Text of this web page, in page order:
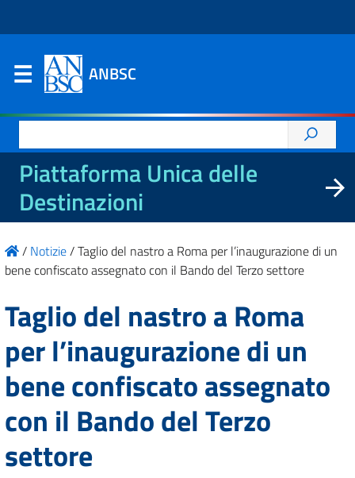
ANBSC
per:
Piattaforma Unica delle
Destinazioni
/ Notizie/Taglio del nastro a Roma per l’inaugurazione di un
bene confiscato assegnato con il Bando del Terzo settore
Taglio del nastro a Roma
per l’inaugurazione di un
bene confiscato assegnato
con il Bando del Terzo
settore